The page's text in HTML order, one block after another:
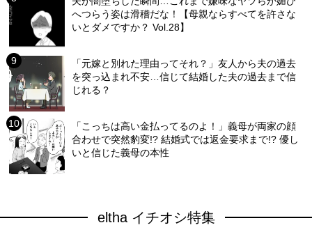
へつらう姿は滑稽だな！【母親ならすべてを許さな
いとダメですか？ Vol.28】
「元嫁と別れた理由ってそれ？」友人から夫の過去
を突っ込まれ不安…信じて結婚した夫の過去まで信
じれる？
「こっちは高い金払ってるのよ！」義母が両家の顔
合わせで突然豹変!? 結婚式では返金要求まで!? 優し
いと信じた義母の本性
eltha イチオシ特集